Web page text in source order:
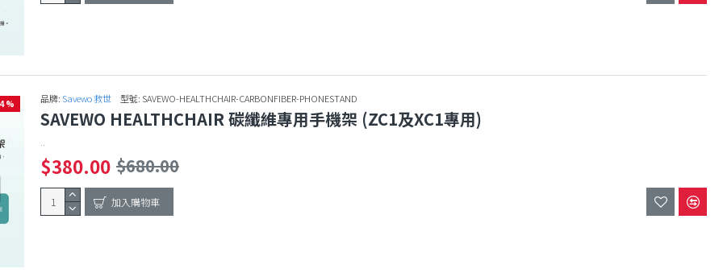
% 品牌: Savewo 救世 型號: SAVEWO-HEALTHCHAIR-CARBONFIBER-PHONESTAND
SAVEWO HEALTHCHAIR 碳纖維專用手機架 (ZC1及XC1專用)
..
$380.00 $680.00
加入購物車